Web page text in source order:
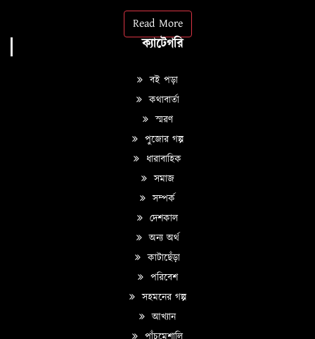
Read More
ক্যাটেগরি
বই পড়া
কথাবার্তা
স্মরণ
পুজোর গল্প
ধারাবাহিক
সমাজ
সম্পর্ক
দেশকাল
অন্য অর্থ
কাটাছেঁড়া
পরিবেশ
সহমনের গল্প
আখ্যান